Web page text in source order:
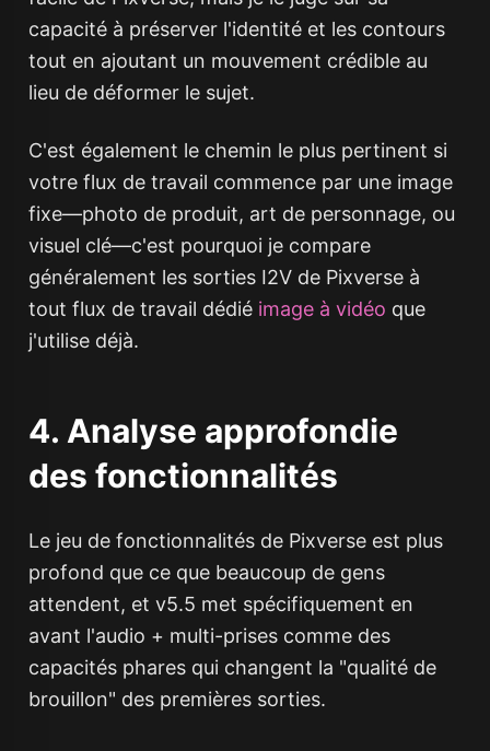
capacité à préserver l'identité et les contours
tout en ajoutant un mouvement crédible au
lieu de déformer le sujet.
C'est également le chemin le plus pertinent si
votre flux de travail commence par une image
fixe—photo de produit, art de personnage, ou
visuel clé—c'est pourquoi je compare
généralement les sorties I2V de Pixverse à
tout flux de travail dédié image à vidéo que
j'utilise déjà.
4. Analyse approfondie
des fonctionnalités
Le jeu de fonctionnalités de Pixverse est plus
profond que ce que beaucoup de gens
attendent, et v5.5 met spécifiquement en
avant l'audio + multi-prises comme des
capacités phares qui changent la "qualité de
brouillon" des premières sorties.